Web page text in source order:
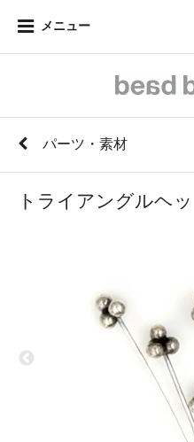
メニュー
パーツ・素材
トライアングルヘ